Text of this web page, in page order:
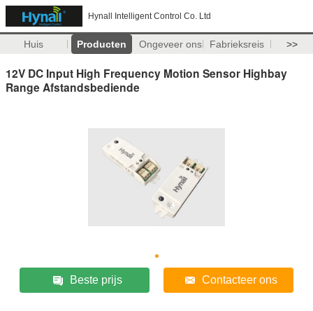
Hynall Intelligent Control Co. Ltd
Huis Producten Ongeveer ons Fabrieksreis >>
12V DC Input High Frequency Motion Sensor Highbay
Range Afstandsbediende
Beste prijs Contacteer ons